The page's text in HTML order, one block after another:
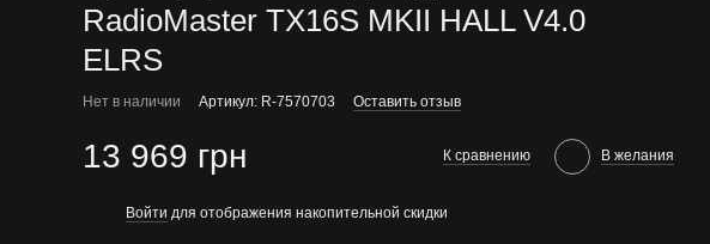
RadioMaster TX16S MKII HALL V4.0
ELRS
Нет в наличии Артикул: R-7570703 Оставить отзыв
13 969 грн К сравнению В желания
Войти для отображения накопительной скидки